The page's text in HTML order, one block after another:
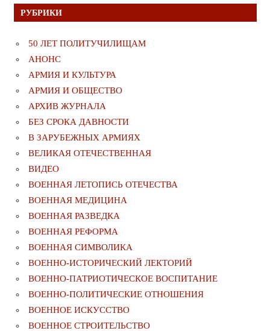
РУБРИКИ
50 ЛЕТ ПОЛИТУЧИЛИЩАМ
АНОНС
АРМИЯ И КУЛЬТУРА
АРМИЯ И ОБЩЕСТВО
АРХИВ ЖУРНАЛА
БЕЗ СРОКА ДАВНОСТИ
В ЗАРУБЕЖНЫХ АРМИЯХ
ВЕЛИКАЯ ОТЕЧЕСТВЕННАЯ
ВИДЕО
ВОЕННАЯ ЛЕТОПИСЬ ОТЕЧЕСТВА
ВОЕННАЯ МЕДИЦИНА
ВОЕННАЯ РАЗВЕДКА
ВОЕННАЯ РЕФОРМА
ВОЕННАЯ СИМВОЛИКА
ВОЕННО-ИСТОРИЧЕСКИЙ ЛЕКТОРИЙ
ВОЕННО-ПАТРИОТИЧЕСКОЕ ВОСПИТАНИЕ
ВОЕННО-ПОЛИТИЧЕСКИE ОТНОШЕНИЯ
ВОЕННОЕ ИСКУССТВО
ВОЕННОЕ СТРОИТЕЛЬСТВО